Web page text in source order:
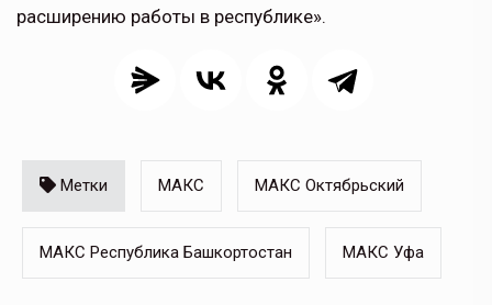
расширению работы в республике».
Метки МАКС МАКС Октябрьский
МАКС Республика Башкортостан МАКС Уфа